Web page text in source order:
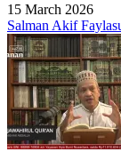
15 March 2026
Salman Akif